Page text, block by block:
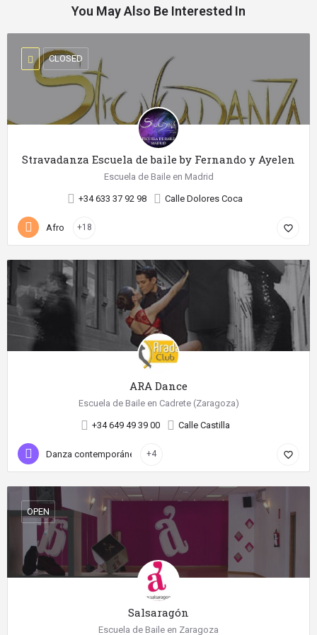
You May Also Be Interested In
Stravadanza Escuela de baile by Fernando y Ayelen
Escuela de Baile en Madrid
+34 633 37 92 98 Calle Dolores Coca
CLOSED
Afro +18 favorite_border
ARA Dance
Escuela de Baile en Cadrete (Zaragoza)
+34 649 49 39 00 Calle Castilla
Danza contemporánea +4 favorite_border
Salsaragón
Escuela de Baile en Zaragoza
OPEN